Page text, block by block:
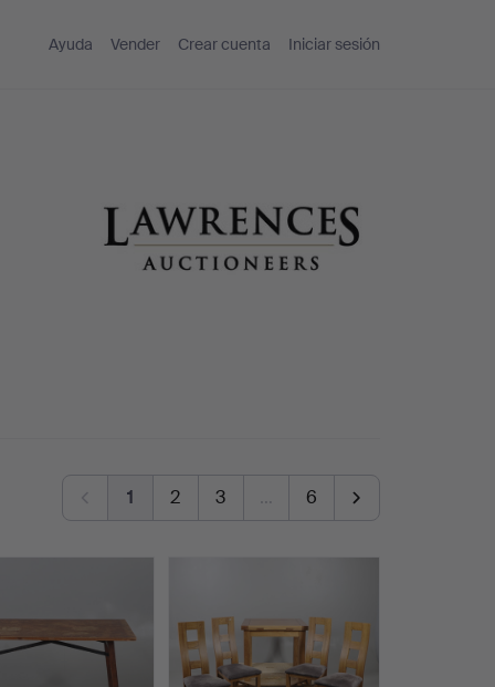
Ayuda Vender Crear cuenta Iniciar sesión
1 2 3 … 6